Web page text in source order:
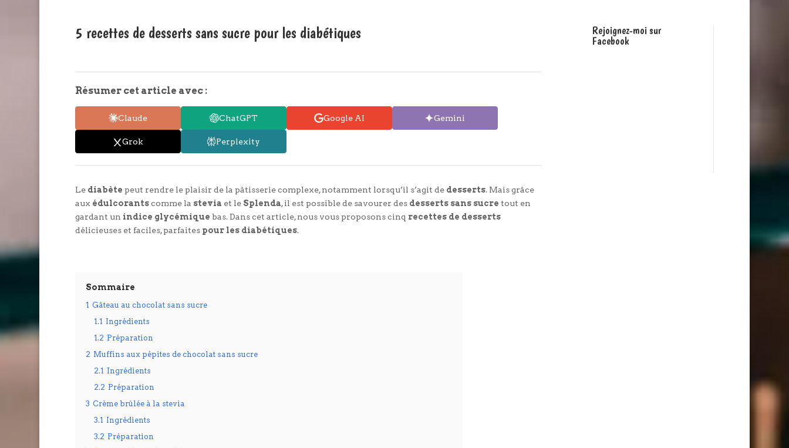
5 recettes de desserts sans sucre pour les diabétiques
Résumer cet article avec :
Claude ChatGPT Google AI Gemini
Grok Perplexity
Le diabète peut rendre le plaisir de la pâtisserie complexe, notamment lorsqu’il s’agit de desserts. Mais grâce
aux édulcorantscomme la stevia et le Splenda, il est possible de savourer des desserts sans sucre tout en
gardant un indice glycémique bas. Dans cet article, nous vous proposons cinq recettes de desserts
délicieuses et faciles, parfaites pour les diabétiques.
Sommaire
1 Gâteau au chocolat sans sucre
1.1 Ingrédients
1.2 Préparation
2 Muffins aux pépites de chocolat sans sucre
2.1 Ingrédients
2.2 Préparation
3 Crème brûlée à la stevia
3.1 Ingrédients
3.2 Préparation
Rejoignez-moi sur
Facebook